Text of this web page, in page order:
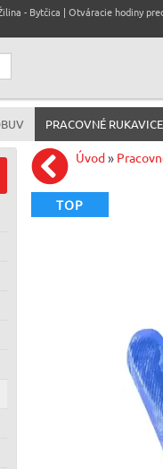
- Bytčica | Otváracie hodiny
PRACOVNÉ RUKAVICE
Úvod»
TOP